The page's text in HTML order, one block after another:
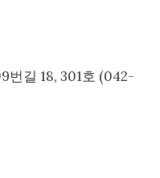
번길 18, 301호 (042-